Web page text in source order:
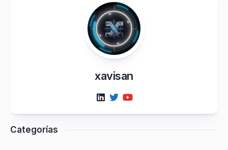
xavisan
Categorías